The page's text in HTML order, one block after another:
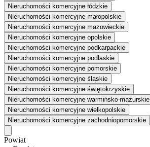
Nieruchomości komercyjne łódzkie
Nieruchomości komercyjne małopolskie
Nieruchomości komercyjne mazowieckie
Nieruchomości komercyjne opolskie
Nieruchomości komercyjne podkarpackie
Nieruchomości komercyjne podlaskie
Nieruchomości komercyjne pomorskie
Nieruchomości komercyjne śląskie
Nieruchomości komercyjne świętokrzyskie
Nieruchomości komercyjne warmińsko-mazurskie
Nieruchomości komercyjne wielkopolskie
Nieruchomości komercyjne zachodniopomorskie
Powiat